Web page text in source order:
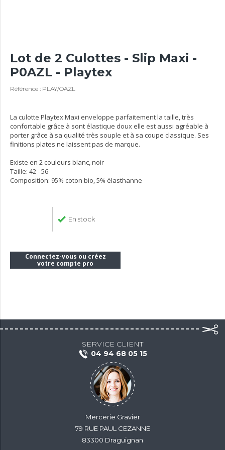
Lot de 2 Culottes - Slip Maxi -
P0AZL - Playtex
Référence : PLAY/OAZL
La culotte Playtex Maxi enveloppe parfaitement la taille, très
confortable grâce à sont élastique doux elle est aussi agréable à
porter grâce à sa qualité très souple et à sa coupe classique. Ses
finitions plates ne laissent pas de marque.
Existe en 2 couleurs blanc, noir
Taille: 42 - 56
Composition: 95% coton bio, 5% élasthanne
En stock
Connectez-vous ou créez
votre compte pro
SERVICE CLIENT
04 94 68 05 15
Mercerie Gravier
79 RUE PAUL CEZANNE
83300 Draguignan